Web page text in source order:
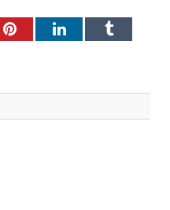
PinterestLinkedInTumblr